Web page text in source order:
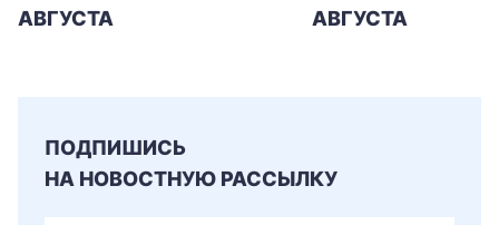
АВГУСТА
АВГУСТА
ПОДПИШИСЬ
НА НОВОСТНУЮ РАССЫЛКУ